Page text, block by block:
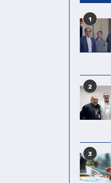
1
2
3